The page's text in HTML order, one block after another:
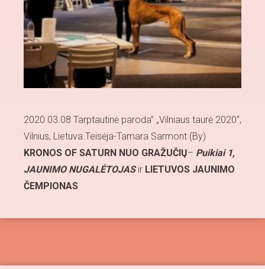
2020.03.08 Tarptautinė paroda” „Vilniaus taurė 2020“,
Vilnius, Lietuva.Teisėja-Tamara Sarmont (By)
KRONOS OF SATURN NUO GRAŽUČIŲ– Puikiai 1,
JAUNIMO NUGALĖTOJASir LIETUVOS JAUNIMO
ČEMPIONAS